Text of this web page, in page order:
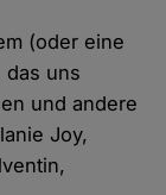
(oder eine
das uns
und andere
Joy,